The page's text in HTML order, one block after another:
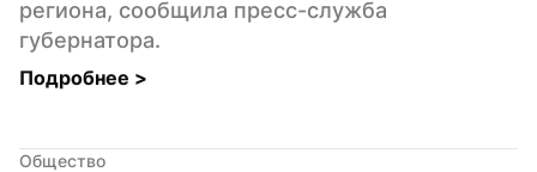
региона, сообщила пресс-служба
губернатора.
Подробнее >
Общество